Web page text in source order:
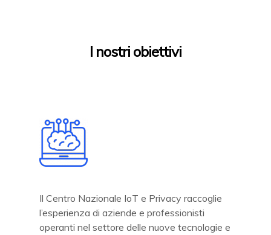
I nostri obiettivi
Il Centro Nazionale IoT e Privacy raccoglie
l’esperienza di aziende e professionisti
operanti nel settore delle nuove tecnologie e